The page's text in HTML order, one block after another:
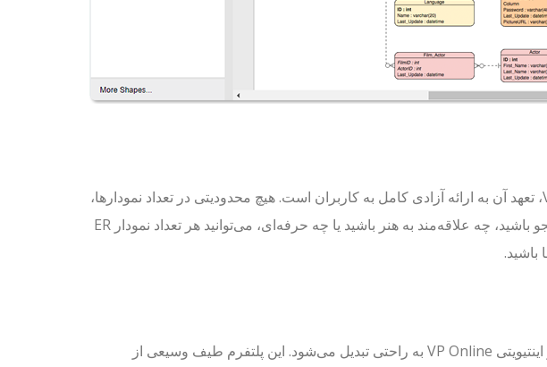
یکی از ویژگی‌های برجسته نسخه رایگان VP Online، تعهد آن به ارائه آزادی کامل به کاربران است. هیچ محدودیتی در تعداد نمودارها،
اشکال یا مدت زمان دسترسی وجود ندارد. چه دانشجو باشید، چه علاقه‌مند به هنر باشید یا چه حرفه‌ای، می‌توانید هر تعداد نمودار ER
باشید.
رسم نمودارهای ER با ویرایشگر اینتیویتی VP Online به راحتی تبدیل می‌شود. این پلتفرم طیف وسیعی از